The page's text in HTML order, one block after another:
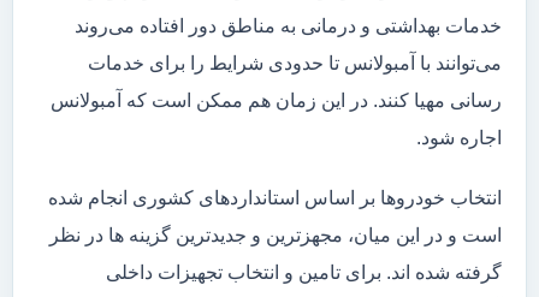
خدمات بهداشتی و درمانی به مناطق دور افتاده می‌روند
می‌توانند با آمبولانس تا حدودی شرایط را برای خدمات
رسانی مهیا کنند. در این زمان هم ممکن است که آمبولانس
اجاره شود.
انتخاب خودروها بر اساس استانداردهای کشوری انجام شده
است و در این میان، مجهزترین و جدیدترین گزینه ها در نظر
گرفته شده اند. برای تامین و انتخاب تجهیزات داخلی